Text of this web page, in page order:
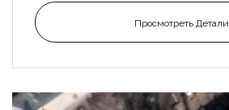
Просмотреть Детали